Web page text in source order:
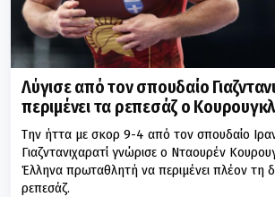
Λύγισε από τον σπουδαίο
περιμένει τα ρεπεσάζ ο
Την ήττα με σκορ 9-4 από τον σπουδαίο
Γιαζντανιχαρατί γνώρισε ο Νταουρέν
Έλληνα πρωταθλητή να περιμένει πλέον τη
ρεπεσάζ.